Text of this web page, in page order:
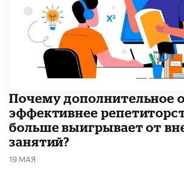
​Почему дополнительное
эффективнее
больше выигрывает от
занятий?
19 МАЯ